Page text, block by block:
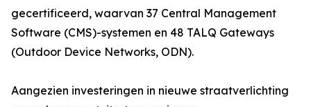
gecertificeerd, waarvan 37 Central Management
Software (CMS)-systemen en 48 TALQ Gateways
(Outdoor Device Networks, ODN).
Aangezien investeringen in nieuwe straatverlichting